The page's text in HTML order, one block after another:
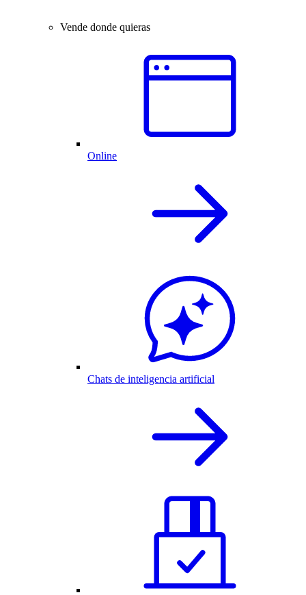
Vende donde quieras
Online
Chats de inteligencia artificial